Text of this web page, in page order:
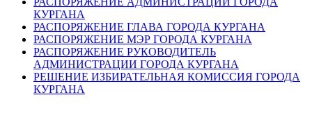
КУРГАНА
РАСПОРЯЖЕНИЕ ГЛАВА ГОРОДА КУРГАНА
РАСПОРЯЖЕНИЕ МЭР ГОРОДА КУРГАНА
РАСПОРЯЖЕНИЕ РУКОВОДИТЕЛЬ
АДМИНИСТРАЦИИ ГОРОДА КУРГАНА
РЕШЕНИЕ ИЗБИРАТЕЛЬНАЯ КОМИССИЯ ГОРОДА
КУРГАНА